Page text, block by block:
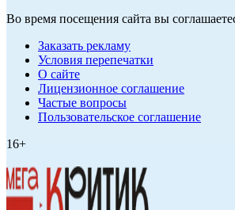
Во время посещения сайта вы
Заказать рекламу
Условия перепечатки
О сайте
Лицензионное соглашение
Частые вопросы
Пользовательское соглашение
16+